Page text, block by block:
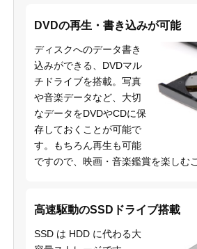
DVDの再生・書き込みが可能
ディスクへのデータ書き
込みができる、DVDマル
チドライブを搭載。写真
や音楽データなど、大切
なデータをDVDやCDに保
存しておくことが可能で
す。もちろん再生も可能
ですので、映画・音楽鑑賞を楽しむ
高速駆動のSSDドライブ搭載
SSD は HDD に代わる大